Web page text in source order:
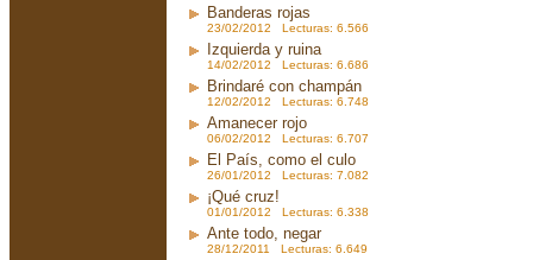
Banderas rojas
23/02/2012 Lecturas: 6.566
Izquierda y ruina
14/02/2012 Lecturas: 6.686
Brindaré con champán
12/02/2012 Lecturas: 6.748
Amanecer rojo
06/02/2012 Lecturas: 6.707
El País, como el culo
26/01/2012 Lecturas: 7.082
¡Qué cruz!
01/01/2012 Lecturas: 6.338
Ante todo, negar
28/12/2011 Lecturas: 6.649